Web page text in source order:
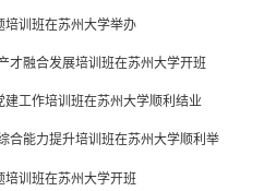
训班在苏州大学举办
才融合发展培训班在苏州大学开班
工作培训班在苏州大学顺利结业
合能力提升培训班在苏州大学顺利举
训班在苏州大学开班